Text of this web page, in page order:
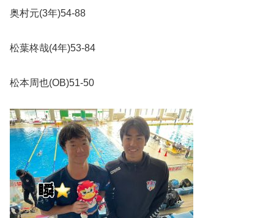
奥村元(3年)54-88
松葉柊哉(4年)53-84
松本周也(OB)51-50